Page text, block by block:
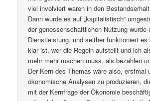
viel involviert waren in den
Dann wurde es auf „kapitalistisch“
der genossenschaftlichen Nutzung wurde
Dienstleistung, und seither funktioniert es
klar ist, wer die Regeln aufstellt und ich
mehr mehr machen muss, als bezahlen
Der Kern des Themas wäre also, erstmal
ökonomische Analysen zu produzieren,
mit der Kernfrage der Ökonomie